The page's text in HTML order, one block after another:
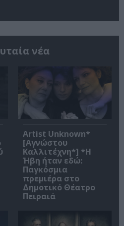
νέα
Artist Unknown*
[Αγνώστου
Καλλιτέχνη*] *Η
Ήβη ήταν εδώ:
Παγκόσμια
πρεμιέρα στο
Δημοτικό Θέατρο
Πειραιά